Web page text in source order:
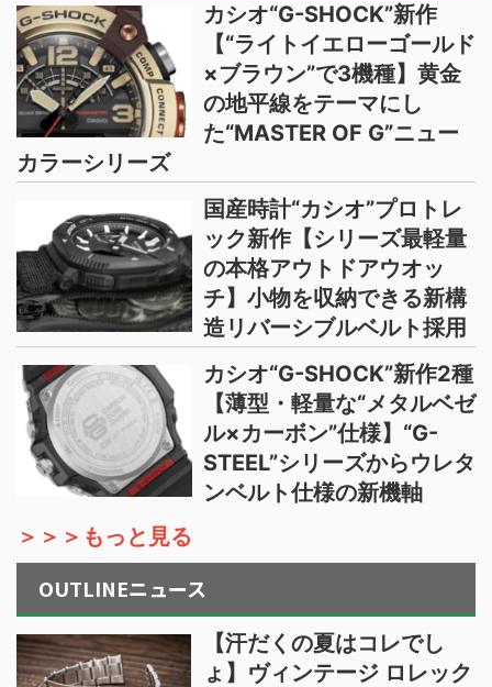
カシオ“G-SHOCK”新作
【“ライトイエローゴールド
×ブラウン”で3機種】黄金
の地平線をテーマにし
た“MASTER OF G”ニュー
カラーシリーズ
国産時計“カシオ”プロトレ
ック新作【シリーズ最軽量
の本格アウトドアウオッ
チ】小物を収納できる新構
造リバーシブルベルト採用
カシオ“G-SHOCK”新作2種
【薄型・軽量な“メタルベゼ
ル×カーボン”仕様】“G-
STEEL”シリーズからウレタ
ンベルト仕様の新機軸
＞＞＞もっと見る
OUTLINEニュース
【汗だくの夏はコレでし
ょ】ヴィンテージ ロレック